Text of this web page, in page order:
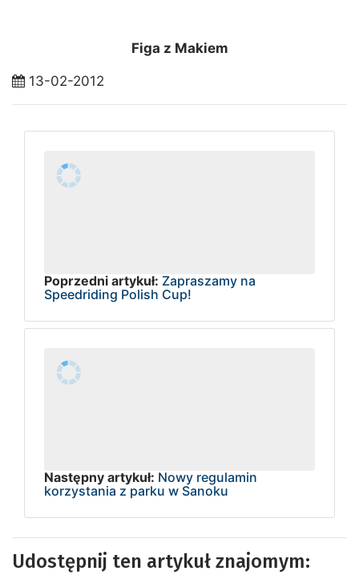
Figa z Makiem
13-02-2012
Poprzedni artykuł: Zapraszamy na
Speedriding Polish Cup!
Następny artykuł: Nowy regulamin
korzystania z parku w Sanoku
Udostępnij ten artykuł znajomym: